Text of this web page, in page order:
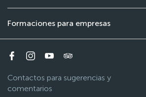
Formaciones para empresas
Contactos para sugerencias y
comentarios